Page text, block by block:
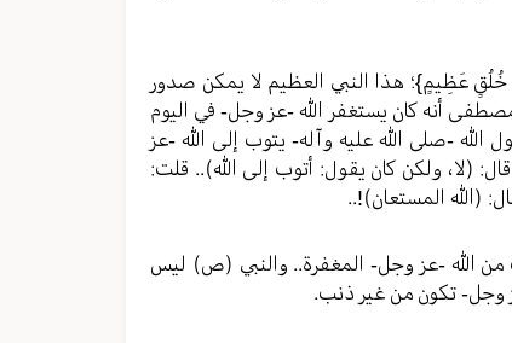
عَظِيمٍ}؛ هذا النبي العظيم لا يمكن صدور
أنه كان يستغفر الله -عز وجل- في اليوم
-صلى الله عليه وآله- يتوب إلى الله -عز
(لا، ولكن كان يقول: أتوب إلى الله).. قلت:
(الله المستعان)!..
من الله -عز وجل- المغفرة.. والنبي (ص) ليس
عز وجل- تكون من غير ذنب.